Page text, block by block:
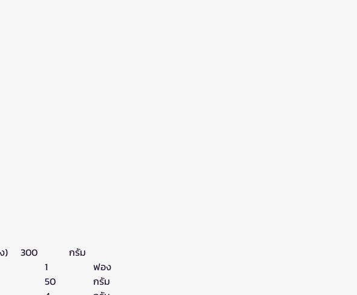
แป้งสาลี (สำหรับทำขนมปัง)	300 		กรัม
ไข่						1		ฟอง
น้ำตาล					50 		กรัม